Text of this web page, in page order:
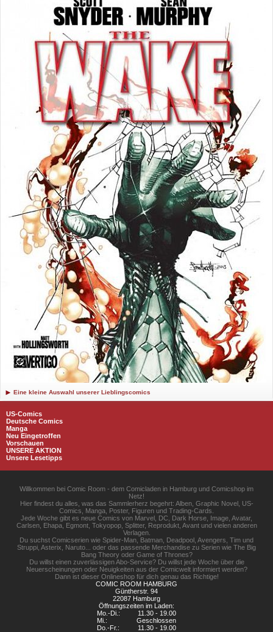
Eine kleine Auswahl unserer Lieblingscomics
US-Comics
Deutsche Comics
Manga
Neu Eingetroffen
Vorschauen
UNSERE AKTION
Unsere Lesetipps
Willkommen bei Comic Room - dem Comicladen in Hamburg und Comicshop im
Netz!
Hier findest du alles, was das Sammlerherz begehrt: Alben, Graphic Novel, US-
Comics, Manga, Poster, Figuren und Trading-Cards.
Jede Woche gibt es neue Comics von Marvel, DC, Dark Horse, Image, Avatar,
Carlsen, Ehapa, Egmont, Tokyopop, Splitter, Reprodukt, Avant und vielen anderen
Verlagen.
Du suchst Comicserien wie Spider-Man, Batman, Deadpool, Avengers, Tim und
Struppi, Asterix, Naruto... oder das passende Merchandise zu Serien wie The Big
Bang Theory oder Game of Thrones?
Du willst einen zuverlässigen Abo-Service? Du willst jede Woche über die
Neuerscheinungen oder Neuigkeiten aus der Comicwelt informiert werden?
Dann ist dieser Onlineshop für dich genau das Richtige!
COMIC ROOM HAMBURG
Güntherstr. 94
22087 Hamburg
Öffnungszeiten im Laden:
Mo.-Di.:
11.30 - 19.00
Mi.:
Geschlossen
Do.-Fr.:
11.30 - 19.00